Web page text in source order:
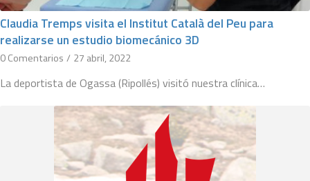
Claudia Tremps visita el Institut Català del Peu para
realizarse un estudio biomecánico 3D
0 Comentarios / 27 abril, 2022
La deportista de Ogassa (Ripollés) visitó nuestra clínica…